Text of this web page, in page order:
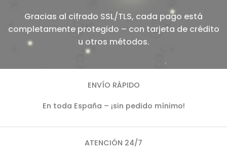
Gracias al cifrado SSL/TLS, cada pago está
completamente protegido – con tarjeta de crédito
u otros métodos.
ENVÍO RÁPIDO
En toda España – ¡sin pedido mínimo!
ATENCIÓN 24/7